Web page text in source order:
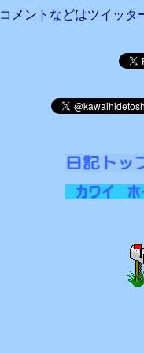
コメントなどはツイッタ